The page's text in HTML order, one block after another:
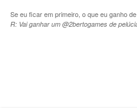
Se eu ficar em primeiro, o que eu ganho
R: Vai ganhar um @2bertogames de